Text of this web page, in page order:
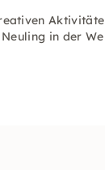
in der